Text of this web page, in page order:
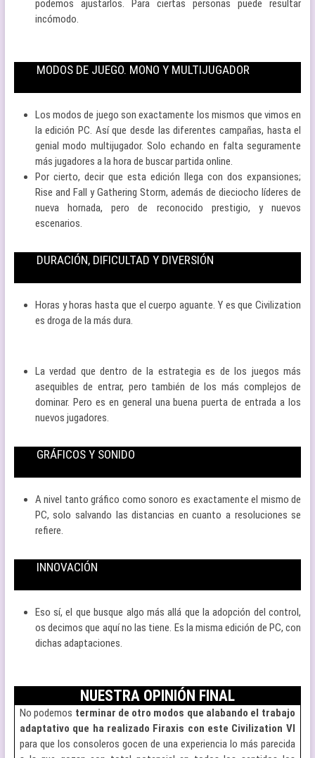
podemos ajustarlos. Para ciertas personas puede resultar
incómodo.
MODOS DE JUEGO. MONO Y MULTIJUGADOR
Los modos de juego son exactamente los mismos que vimos en
la edición PC. Así que desde las diferentes campañas, hasta el
genial modo multijugador. Solo echando en falta seguramente
más jugadores a la hora de buscar partida online.
Por cierto, decir que esta edición llega con dos expansiones;
Rise and Fall y Gathering Storm, además de dieciocho líderes de
nueva hornada, pero de reconocido prestigio, y nuevos
escenarios.
DURACIÓN, DIFICULTAD Y DIVERSIÓN
Horas y horas hasta que el cuerpo aguante. Y es que Civilization
es droga de la más dura.
La verdad que dentro de la estrategia es de los juegos más
asequibles de entrar, pero también de los más complejos de
dominar. Pero es en general una buena puerta de entrada a los
nuevos jugadores.
GRÁFICOS Y SONIDO
A nivel tanto gráfico como sonoro es exactamente el mismo de
PC, solo salvando las distancias en cuanto a resoluciones se
refiere.
INNOVACIÓN
Eso sí, el que busque algo más allá que la adopción del control,
os decimos que aquí no las tiene. Es la misma edición de PC, con
dichas adaptaciones.
NUESTRA OPINIÓN FINAL
No podemos terminar de otro modos que alabando el trabajo
adaptativo que ha realizado Firaxis con este Civilization VI
para que los consoleros gocen de una experiencia lo más parecida